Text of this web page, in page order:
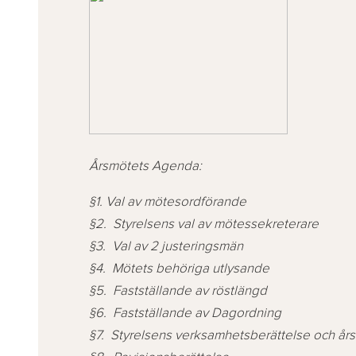
Årsmötets Agenda:
§1. Val av mötesordförande
§2. Styrelsens val av mötessekreterare
§3. Val av 2 justeringsmän
§4. Mötets behöriga utlysande
§5. Fastställande av röstlängd
§6. Fastställande av Dagordning
§7. Styrelsens verksamhetsberättelse och